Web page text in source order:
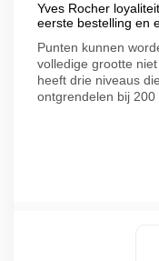
Yves Rocher
eerste bestelling en
Punten kunnen
volledige grootte
heeft drie niveaus
ontgrendelen bij